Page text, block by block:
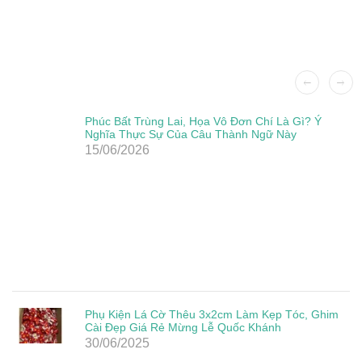
Phúc Bất Trùng Lai, Họa Vô Đơn Chí Là Gì? Ý
Nghĩa Thực Sự Của Câu Thành Ngữ Này
15/06/2026
Phụ Kiện Lá Cờ Thêu 3x2cm Làm Kẹp Tóc, Ghim
Cài Đẹp Giá Rẻ Mừng Lễ Quốc Khánh
30/06/2025